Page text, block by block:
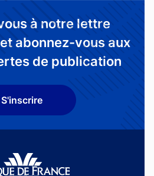
à notre lettre
abonnez-vous aux
de publication
S'inscrire